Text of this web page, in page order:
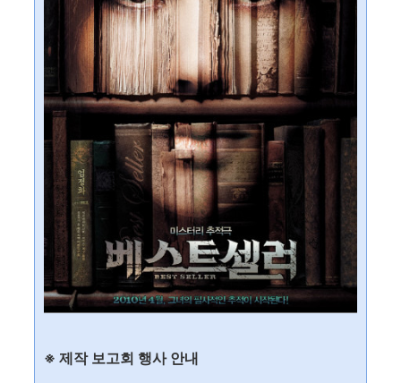
※ 제작 보고회 행사 안내